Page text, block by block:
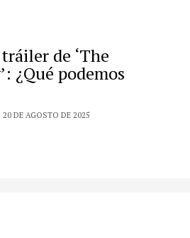
de ‘The
¿Qué podemos
20 DE AGOSTO DE 2025